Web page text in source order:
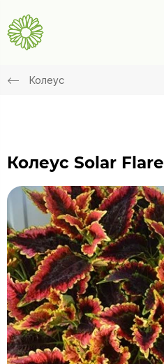
Колеус
Колеус Solar Flare